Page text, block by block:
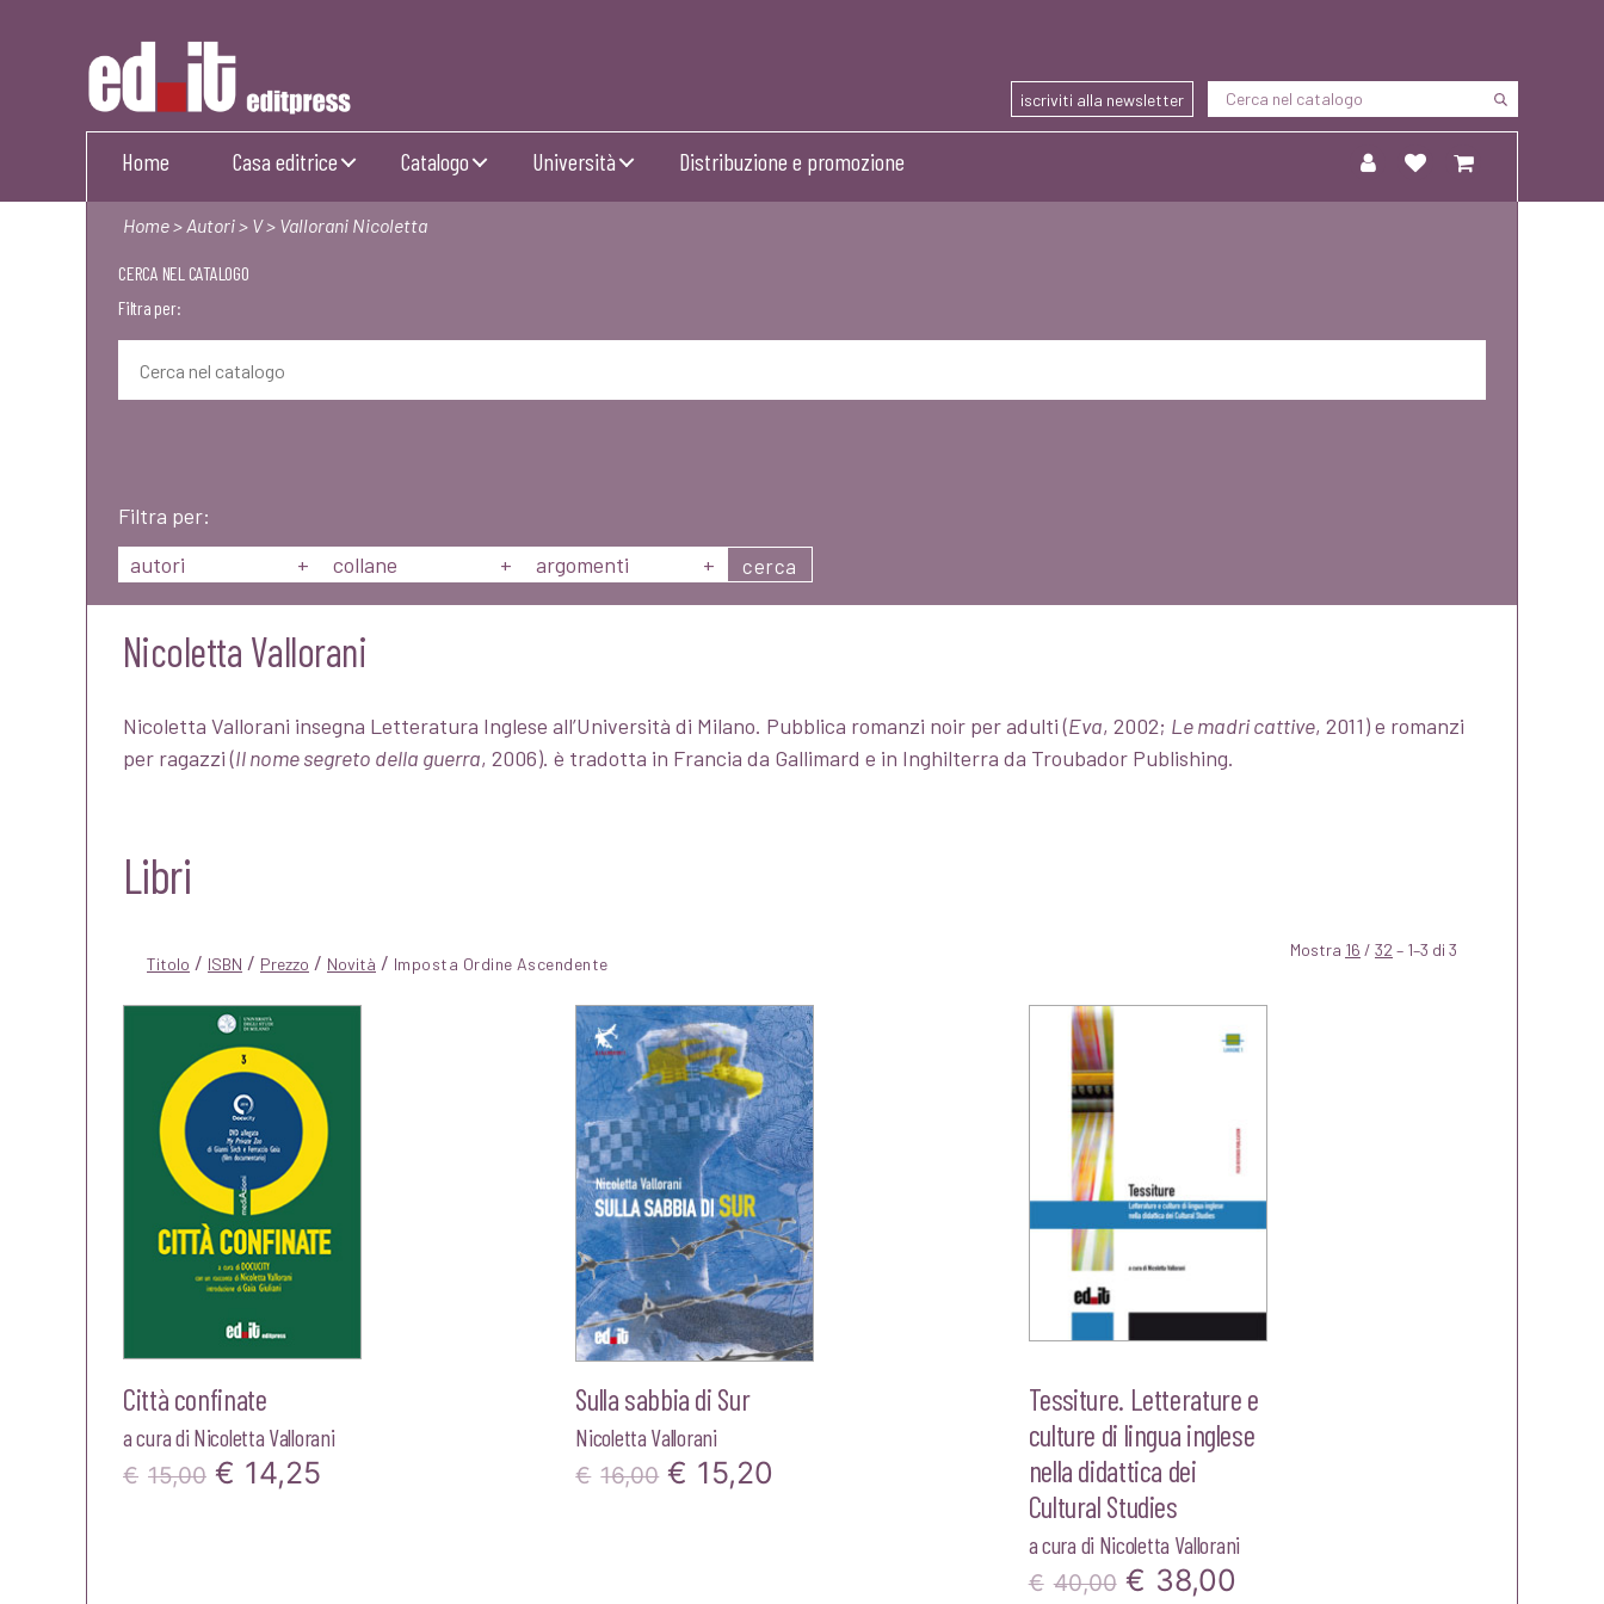
Editpress
iscriviti alla newsletter
Home Casa editrice Catalogo Università Distribuzione e promozione
Home> Autori> V> Vallorani Nicoletta
CERCA NEL CATALOGO
Filtra per:
Filtra per:
autori
+ collane + argomenti + cerca
Nicoletta Vallorani
Nicoletta Vallorani insegna Letteratura Inglese all’Università di Milano. Pubblica romanzi noir per adulti (Eva, 2002; Le madri cattive, 2011) e romanzi
per ragazzi (Il nome segreto della guerra, 2006). è tradotta in Francia da Gallimard e in Inghilterra da Troubador Publishing.
Libri
Titolo / ISBN / Prezzo / Novità / Mostra 16 / 32 – 1–3 di 3
Città confinate
a cura di Nicoletta Vallorani
€ 15,00 Il
€ 14,25
Sulla sabbia di Sur
Nicoletta Vallorani
€ 16,00 Il
€ 15,20
Tessiture. Letterature e
culture di lingua inglese
nella didattica dei
Cultural Studies
a cura di Nicoletta Vallorani
€ 40,00 Il
€ 38,00